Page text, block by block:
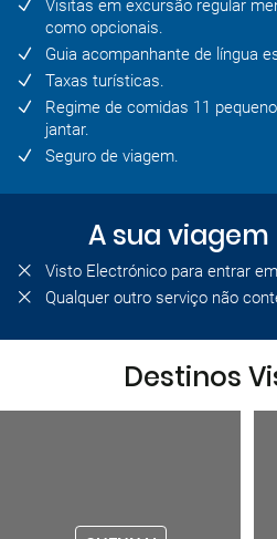
Visitas em excursão regular
como opcionais.
Guia acompanhante de língua
Taxas turísticas.
Regime de comidas 11
jantar.
Seguro de viagem.
A sua
Visto Electrónico para entrar
Qualquer outro serviço não
Destinos